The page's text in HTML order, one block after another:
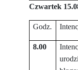
Czwartek
Godz.
8.00